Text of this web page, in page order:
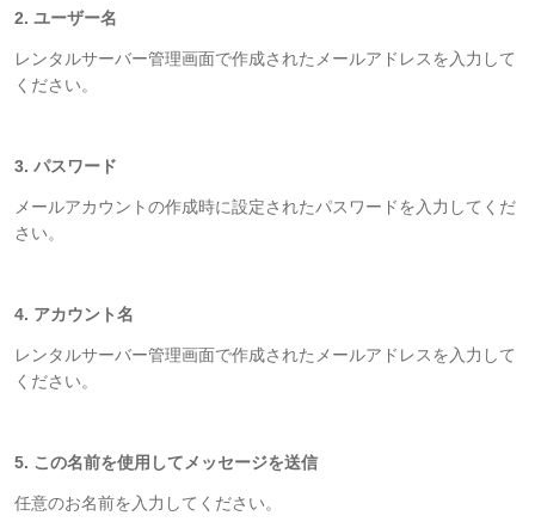
2. ユーザー名
レンタルサーバー管理画面で作成されたメールアドレスを入力して
ください。
3. パスワード
メールアカウントの作成時に設定されたパスワードを入力してくだ
さい。
4. アカウント名
レンタルサーバー管理画面で作成されたメールアドレスを入力して
ください。
5. この名前を使用してメッセージを送信
任意のお名前を入力してください。